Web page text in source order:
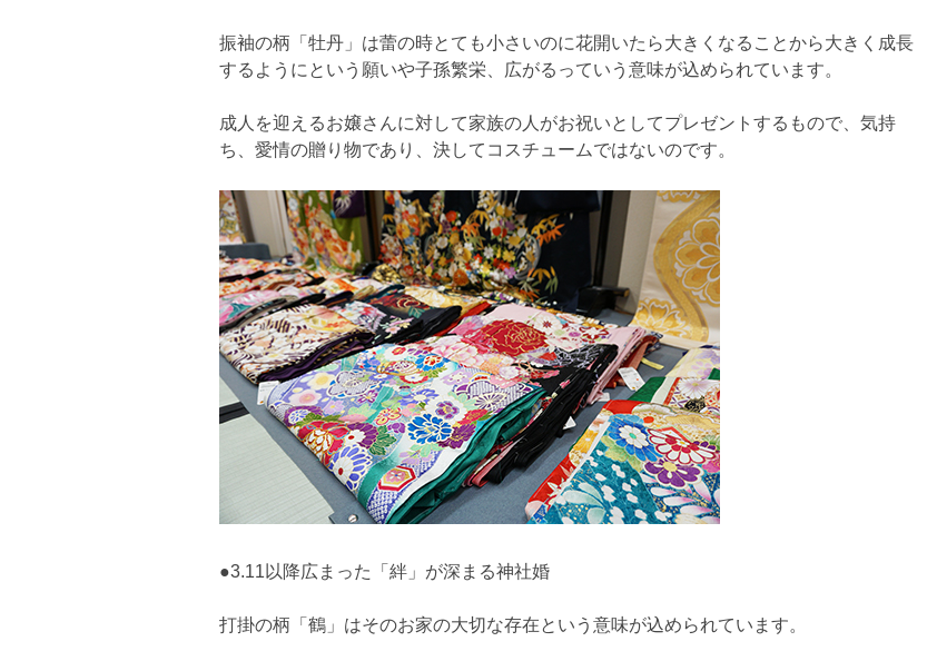
振袖の柄「牡丹」は蕾の時とても小さいのに花開いたら大きくなることから大きく成長
するようにという願いや子孫繁栄、広がるっていう意味が込められています。
成人を迎えるお嬢さんに対して家族の人がお祝いとしてプレゼントするもので、気持
ち、愛情の贈り物であり、決してコスチュームではないのです。
●3.11以降広まった「絆」が深まる神社婚
打掛の柄「鶴」はそのお家の大切な存在という意味が込められています。